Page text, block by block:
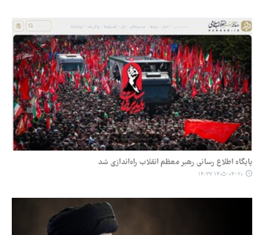
پایگاه اطلاع رسانی رهبر معظم انقلاب راه‌اندازی شد
۱۴۰۵-۰۴-۲۰ ۱۴:۳۷